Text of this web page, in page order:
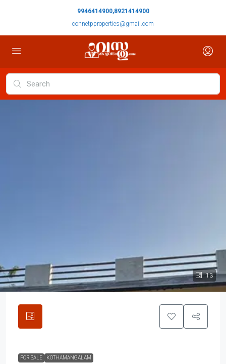
9946414900,8921414900
connetpproperties@gmail.com
13
FOR SALE KOTHAMANGALAM